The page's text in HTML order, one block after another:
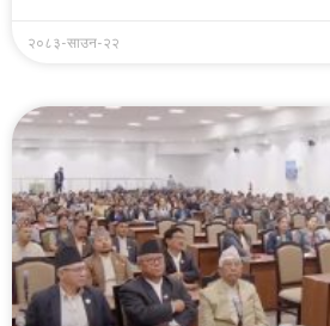
२०८३-साउन-२२